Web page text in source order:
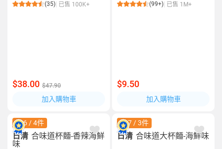
(35) 已售 100K+
$38.00 $47.90
加入購物車
(99+) 已售 1M+
$9.50
加入購物車
$26 / 4件
日清 合味道杯麵-香辣海鮮
味
$27 / 3件
日清 合味道大杯麵-海鮮味